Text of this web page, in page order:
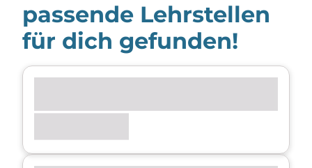
passende Lehrstellen
für dich gefunden!